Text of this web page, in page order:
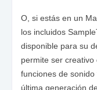
O, si estás en un
los incluidos
disponible para su
permite ser
funciones de
última generación